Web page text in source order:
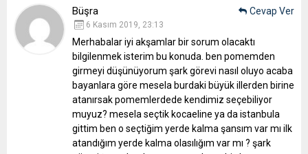
Büşra
6 Kasım 2019, 23:13
Merhabalar iyi akşamlar bir sorum olacaktı
bilgilenmek isterim bu konuda. ben pomemden
girmeyi düşünüyorum şark görevi nasıl oluyo acaba
bayanlara göre mesela burdaki büyük illerden birine
atanırsak pomemlerdede kendimiz seçebiliyor
muyuz? mesela seçtik kocaeline ya da istanbula
gittim ben o seçtiğim yerde kalma şansım var mı ilk
atandığım yerde kalma olasılığım var mı ? şark
Cevap Ver